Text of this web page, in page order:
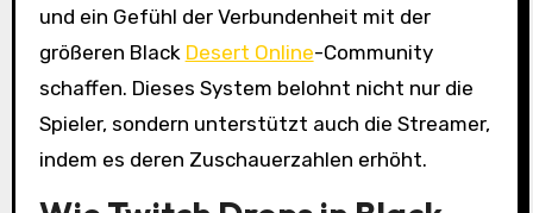
und ein Gefühl der Verbundenheit mit der
größeren Black Desert Online-Community
schaffen. Dieses System belohnt nicht nur die
Spieler, sondern unterstützt auch die Streamer,
indem es deren Zuschauerzahlen erhöht.